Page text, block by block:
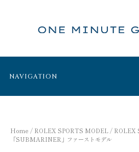
NAVIGATION
Home / ROLEX SPORTS MODEL / ROLEX
「SUBMARINER」ファーストモデル